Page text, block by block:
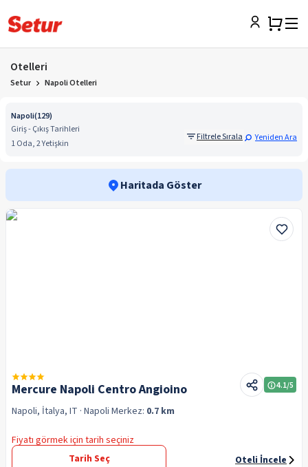
Otelleri
Setur Napoli Otelleri
Napoli(129)
Giriş - Çıkış Tarihleri
1 Oda, 2 Yetişkin
Filtrele Sırala Yeniden Ara
Haritada Göster
Mercure Napoli Centro Angioino 4.1/5
Napoli, İtalya, IT · Napoli Merkez: 0.7 km
Fiyatı görmek için tarih seçiniz
Tarih Seç
Oteli İncele